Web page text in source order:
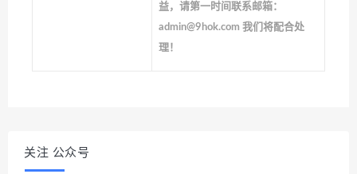
益，请第一时间联系邮箱：
admin@9hok.com 我们将配合处
理！
关注 公众号